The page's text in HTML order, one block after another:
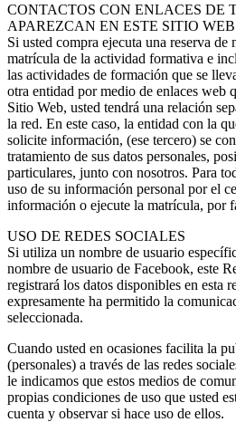
CONTACTOS CON ENLACES DE
APAREZCAN EN ESTE SITIO WEB
Si usted compra ejecuta una reserva de
matrícula de la actividad formativa e
las actividades de formación que se
otra entidad por medio de enlaces web
Sitio Web, usted tendrá una relación
la red. En este caso, la entidad con la
solicite información, (ese tercero) se
tratamiento de sus datos personales,
particulares, junto con nosotros. Para
uso de su información personal por el
información o ejecute la matrícula, por
USO DE REDES SOCIALES
Si utiliza un nombre de usuario
nombre de usuario de Facebook, este
registrará los datos disponibles en esta
expresamente ha permitido la
seleccionada.
Cuando usted en ocasiones facilita la
(personales) a través de las redes
le indicamos que estos medios de
propias condiciones de uso que usted
cuenta y observar si hace uso de ellos.